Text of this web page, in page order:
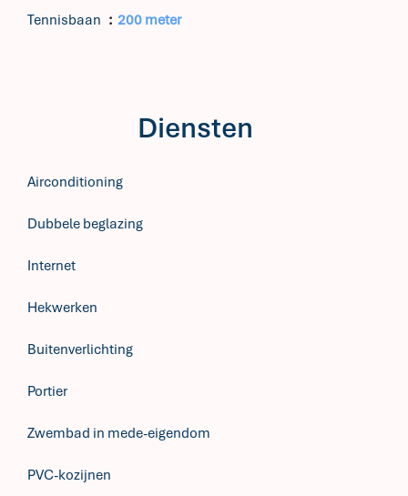
Tennisbaan 200 meter
Diensten
Airconditioning
Dubbele beglazing
Internet
Hekwerken
Buitenverlichting
Portier
Zwembad in mede-eigendom
PVC-kozijnen